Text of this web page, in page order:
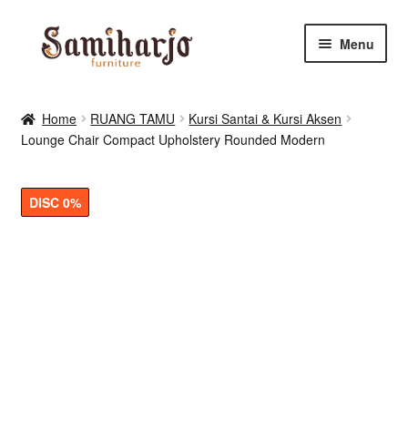
Skip
Skip
Menu
RUANG MAKAN & DAPUR
RUANG TIDUR
Home RUANG TAMU
Kursi Santai & Kursi Aksen
Lounge Chair Compact Upholstery Rounded Modern
DISC 0%